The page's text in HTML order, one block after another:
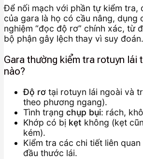
Để nối mạch với phần tự kiểm tra,
của gara là họ có cầu nâng, dụng
nghiệm “đọc độ rơ” chính xác, từ
bộ phận gây lệch thay vì suy đoán.
Gara thường kiểm tra rotuyn lái
nào?
Độ rơ tại rotuyn lái ngoài và
theo phương ngang).
Tình trạng chụp bụi: rách,
Khớp có bị kẹt không (kẹt
kém).
Kiểm tra các chi tiết liên
đầu thước lái.